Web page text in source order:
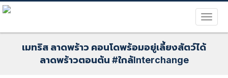
เมทริส ลาดพร้าว คอนโดพร้อมอยู่เลี้ยงสัตว์ได้
ลาดพร้าวตอนต้น #ใกล้Interchange